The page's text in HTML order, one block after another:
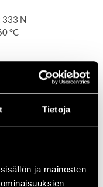
Tietoja
ja mainosten
333 N
°C
käsitellä ja kuljettaa.
käsivoimaa ja
ketjun nopean ja
mukavan ja varman